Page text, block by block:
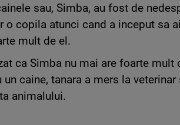
sau, Simba, au fost de
o copila atunci cand a inceput sa
mult de el.
ca Simba nu mai are foarte mult
caine, tanara a mers la
animalului.